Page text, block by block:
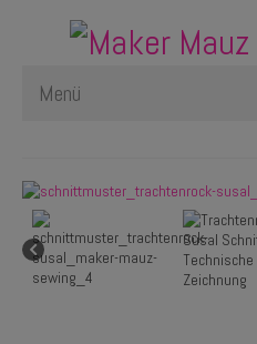
Menü
Plotterdateien
Newsletter
Nählexikon